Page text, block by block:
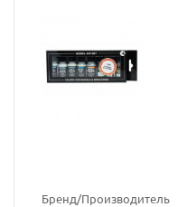
Бренд/Производитель